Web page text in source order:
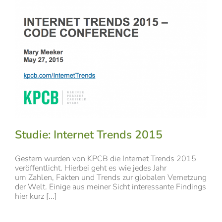
Studie: Internet Trends 2015
Gestern wurden von KPCB die Internet Trends 2015
veröffentlicht. Hierbei geht es wie jedes Jahr
um Zahlen, Fakten und Trends zur globalen Vernetzung
der Welt. Einige aus meiner Sicht interessante Findings
hier kurz [...]